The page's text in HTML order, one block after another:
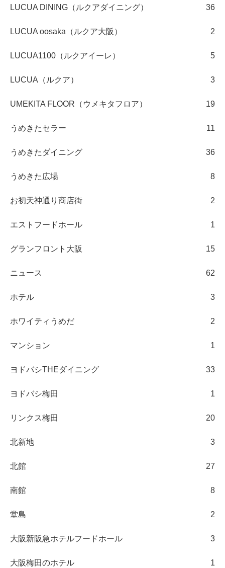
LUCUA DINING（ルクアダイニング） 36
LUCUA oosaka（ルクア大阪） 2
LUCUA1100（ルクアイーレ） 5
LUCUA（ルクア） 3
UMEKITA FLOOR（ウメキタフロア） 19
うめきたセラー 11
うめきたダイニング 36
うめきた広場 8
お初天神通り商店街 2
エストフードホール 1
グランフロント大阪 15
ニュース 62
ホテル 3
ホワイティうめだ 2
マンション 1
ヨドバシTHEダイニング 33
ヨドバシ梅田 1
リンクス梅田 20
北新地 3
北館 27
南館 8
堂島 2
大阪新阪急ホテルフードホール 3
大阪梅田のホテル 1